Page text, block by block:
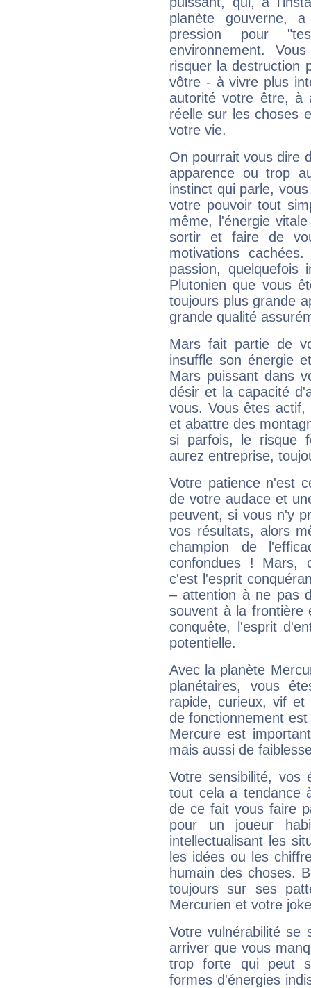
planète gouverne,
pression pour
environnement.
risquer la destruction
vôtre - à vivre plus
autorité votre être, à
réelle sur les choses
votre vie.
On pourrait vous dire
apparence ou trop
instinct qui parle,
votre pouvoir tout
même, l'énergie
sortir et faire de
motivations
passion, quelquefois
Plutonien que vous
toujours plus grande
grande qualité
Mars fait partie de
insuffle son énergie
Mars puissant dans
désir et la capacité
vous. Vous êtes
et abattre des
si parfois, le risque
aurez entreprise,
Votre patience n'est
de votre audace et
peuvent, si vous n'y
vos résultats, alors
champion de
confondues ! Mars,
c'est l'esprit
– attention à ne pas
souvent à la frontière
conquête, l'esprit
potentielle.
Avec la planète
planétaires, vous
rapide, curieux, vif et
de fonctionnement
Mercure est
mais aussi de
Votre sensibilité,
tout cela a tendance
de ce fait vous faire
pour un joueur
intellectualisant les
les idées ou les
humain des choses.
toujours sur ses
Mercurien et votre
Votre vulnérabilité se
arriver que vous
trop forte qui peut
formes d'énergies